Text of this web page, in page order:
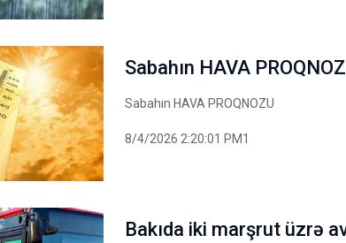
Sabahın HAVA
Sabahın HAVA PROQNOZU
8/4/2026 2:20:01 PM1
Bakıda iki marşrut üzrə